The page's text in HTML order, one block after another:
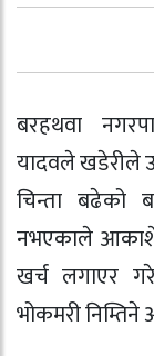
बरहथवा
यादवले खडेरीले
चिन्ता बढेको
नभएकाले आकाशे
खर्च लगाएर
भोकमरी